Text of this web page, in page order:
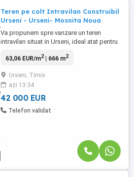
Teren pe colt Intravilan Construibil
Urseni - Urseni- Mosnita Noua
Va propunem spre vanzare un teren
intravilan situat in Urseni, ideal atat pentru
locuinte individuale, intr-o zona linistita de
poate achizitiona si parcela de langa
acest teren. Terenul beneficiaza de acces
direct din ...
63,06 EUR/m2| 666 m2
Urseni, Timis
azi 13:34
42 000 EUR
Telefon validat